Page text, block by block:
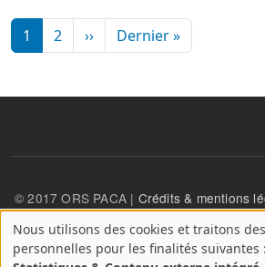
Pagination
1 2 ››Page suivante
Dernier »Dernière
© 2017 ORS PACA | Crédits & mentions
confidentialité
A
Nous utilisons des cookies et traitons
personnelles pour les finalités suivantes :